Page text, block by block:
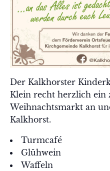
Der Kalkhorster
Klein recht herzlich ein
Weihnachtsmarkt an
Kalkhorst.
Turmcafé
Glühwein
Waffeln